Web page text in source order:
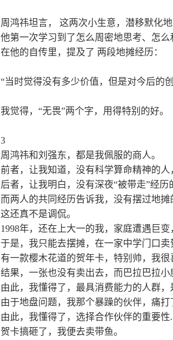
周鸿祎坦言， 这两次小生意，潜移默化
他第一次学习到了怎么周密地思考、怎
在他的自传里，提及了 两段地摊经历：
“当时觉得没有多少价值，但是对今后的
我觉得，“无畏”两个字，用得特别的好。
3
周鸿祎和刘强东，都是我佩服的商人。
前者，让我知道，没有科学算命精神的人
后者，让我明白，没有深夜“被带走”经历
而两人的共同经历告诉我，没有摆过地摊
这还真不是调侃。
1998年，还在上大一的我，家庭遭遇巨变
于是，我只能去摆摊，在一家中学门口卖
有一款樱木花道的贺年卡，特别帅，我很
结果，一张也没有卖出去，而巴拉巴拉小
由此，我懂得了，最具消费能力的人群，
由于地盘问题，我那个暴躁的伙伴，痛
由此，我懂得了，选择合作伙伴的重要性
贺卡搞砸了，我便去卖带鱼。